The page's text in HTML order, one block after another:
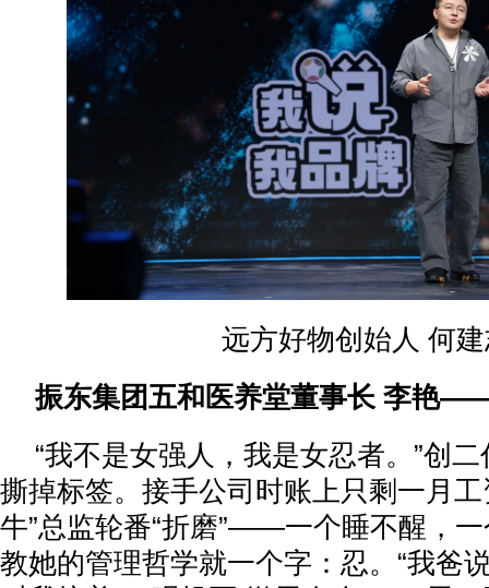
远方好物创始人 何
振东集团五和医养堂董事长 李艳
“我不是女强人，我是女忍者。”创
撕掉标签。接手公司时账上只剩一月工
牛”总监轮番“折磨”——一个睡不醒，
教她的管理哲学就一个字：忍。“我爸